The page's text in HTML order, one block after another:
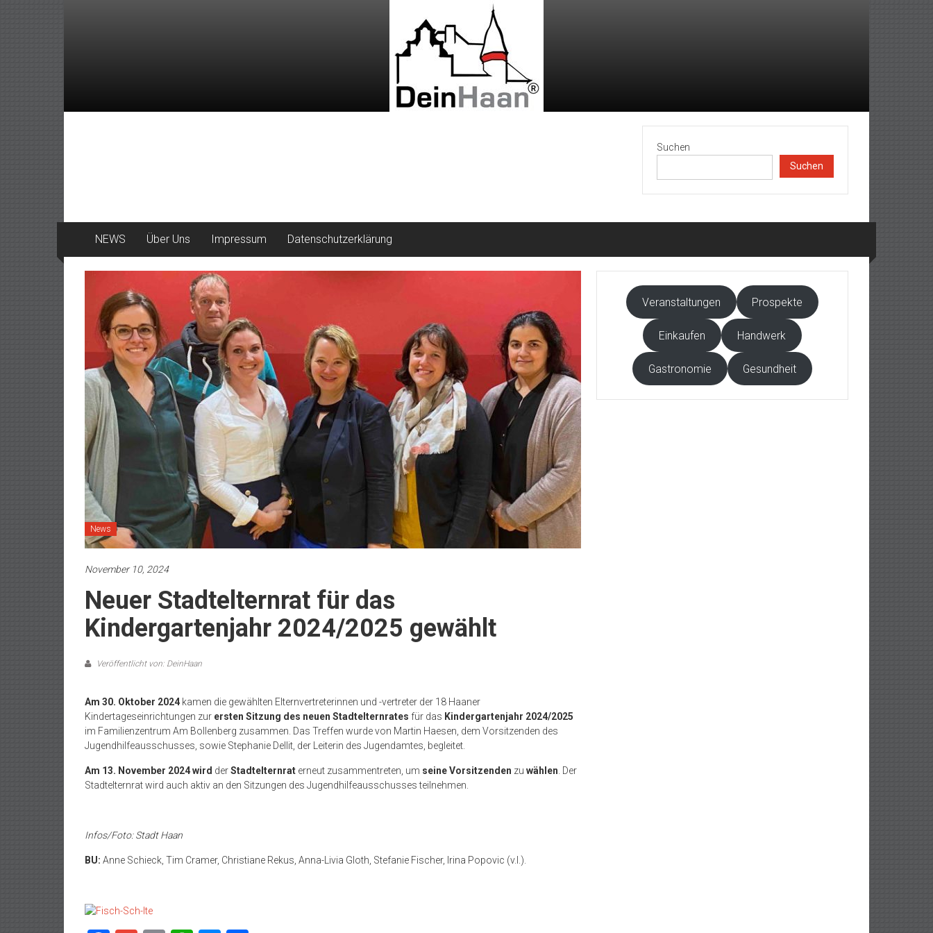
Suchen
Suchen
NEWS Über Uns Impressum Datenschutzerklärung
News
November 10, 2024
Neuer Stadtelternrat für das
Kindergartenjahr 2024/2025 gewählt
Veröffentlicht von: DeinHaan
Am 30. Oktober 2024 kamen die gewählten Elternvertreterinnen und -vertreter der 18 Haaner
Kindertageseinrichtungen zur ersten Sitzung des neuen Stadtelternrates für das Kindergartenjahr 2024/2025
im Familienzentrum Am Bollenberg zusammen. Das Treffen wurde von Martin Haesen, dem Vorsitzenden des
Jugendhilfeausschusses, sowie Stephanie Dellit, der Leiterin des Jugendamtes, begleitet.
Am 13. November 2024 wird derStadtelternrat erneut zusammentreten, um seine Vorsitzenden zu wählen . Der
Stadtelternrat wird auch aktiv an den Sitzungen des Jugendhilfeausschusses teilnehmen.
Infos/Foto: Stadt Haan
BU: Anne Schieck, Tim Cramer, Christiane Rekus, Anna-Livia Gloth, Stefanie Fischer, Irina Popovic (v.l.).
Veranstaltungen Prospekte
Einkaufen Handwerk
Gastronomie Gesundheit